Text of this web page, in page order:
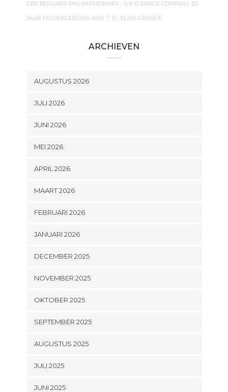
DER BERLINER PHILHARMONIKER . S-E-D DANCE COMPANY 20
JAAR MUZIEKGEBOUW AAN 'T IJ . ELIAS GRANDE
ARCHIEVEN
AUGUSTUS 2026
JULI 2026
JUNI 2026
MEI 2026
APRIL 2026
MAART 2026
FEBRUARI 2026
JANUARI 2026
DECEMBER 2025
NOVEMBER 2025
OKTOBER 2025
SEPTEMBER 2025
AUGUSTUS 2025
JULI 2025
JUNI 2025